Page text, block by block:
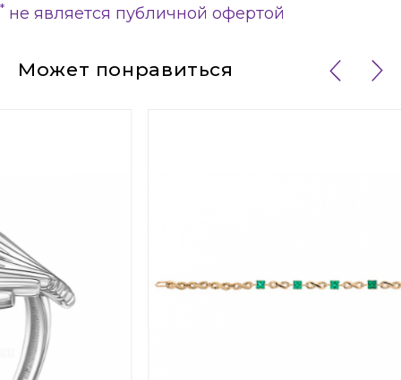
* не является публичной офертой
Может понравиться